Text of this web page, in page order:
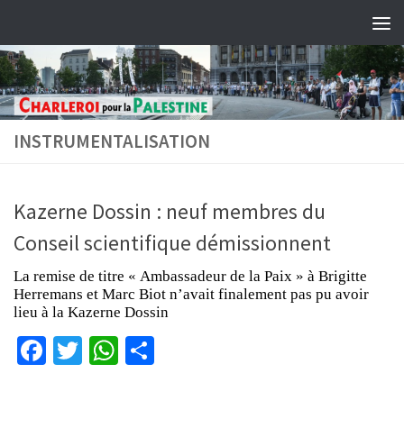
INSTRUMENTALISATION
Kazerne Dossin : neuf membres du
Conseil scientifique démissionnent
La remise de titre « Ambassadeur de la Paix » à Brigitte
Herremans et Marc Biot n’avait finalement pas pu avoir
lieu à la Kazerne Dossin
Facebook
TwitterWhatsApp